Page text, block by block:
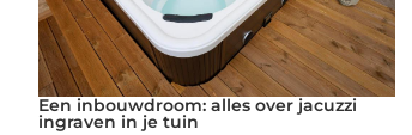
Een inbouwdroom: alles over jacuzzi
ingraven in je tuin